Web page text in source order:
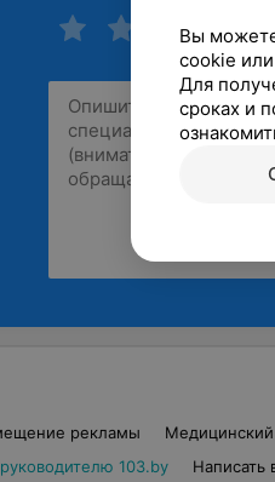
рекламы
103.by
Написать
Вы
cookie
Для
сроках и